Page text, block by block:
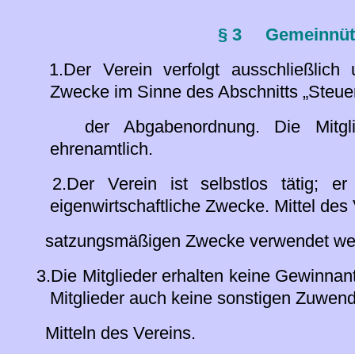
§ 3
1.Der Verein verfolgt ausschließlich
Zwecke im Sinne des Abschnitts
der Abgabenordnung. Die
ehrenamtlich.
2.Der Verein ist selbstlos tätig; er
eigenwirtschaftliche Zwecke. Mittel
satzungsmäßigen Zwecke verwendet
3.Die Mitglieder erhalten keine
Mitglieder auch keine sonstigen
Mitteln des Vereins.